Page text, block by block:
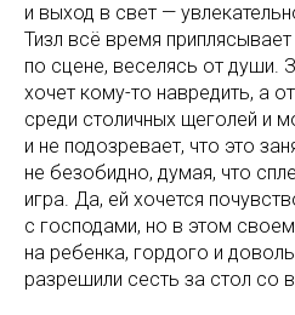
и выход в свет —
Тизл всё время
по сцене, веселясь от души.
хочет кому-то навредить, а
среди столичных щеголей и
и не подозревает, что это
не безобидно, думая, что
игра. Да, ей хочется
с господами, но в этом
на ребенка, гордого и
разрешили сесть за стол со